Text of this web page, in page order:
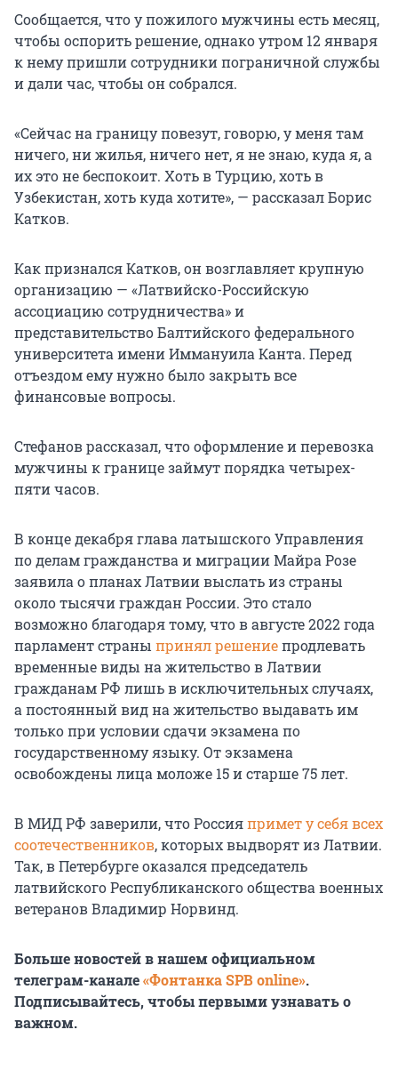
Сообщается, что у пожилого мужчины есть месяц,
чтобы оспорить решение, однако утром 12 января
к нему пришли сотрудники пограничной службы
и дали час, чтобы он собрался.
«Сейчас на границу повезут, говорю, у меня там
ничего, ни жилья, ничего нет, я не знаю, куда я, а
их это не беспокоит. Хоть в Турцию, хоть в
Узбекистан, хоть куда хотите», — рассказал Борис
Катков.
Как признался Катков, он возглавляет крупную
организацию — «Латвийско-Российскую
ассоциацию сотрудничества» и
представительство Балтийского федерального
университета имени Иммануила Канта. Перед
отъездом ему нужно было закрыть все
финансовые вопросы.
Стефанов рассказал, что оформление и перевозка
мужчины к границе займут порядка четырех-
пяти часов.
В конце декабря глава латышского Управления
по делам гражданства и миграции Майра Розе
заявила о планах Латвии выслать из страны
около тысячи граждан России. Это стало
возможно благодаря тому, что в августе 2022 года
парламент страны принял решениепродлевать
временные виды на жительство в Латвии
гражданам РФ лишь в исключительных случаях,
а постоянный вид на жительство выдавать им
только при условии сдачи экзамена по
государственному языку. От экзамена
освобождены лица моложе 15 и старше 75 лет.
В МИД РФ заверили, что Россияпримет у себя всех
соотечественников, которых выдворят из Латвии.
Так, в Петербурге оказался председатель
латвийского Республиканского общества военных
ветеранов Владимир Норвинд.
Больше новостей в нашем официальном
телеграм-канале«Фонтанка SPB online».
Подписывайтесь, чтобы первыми узнавать о
важном.